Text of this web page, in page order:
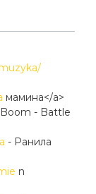
мамина</a>
Boom - Battle
- Ранила
n